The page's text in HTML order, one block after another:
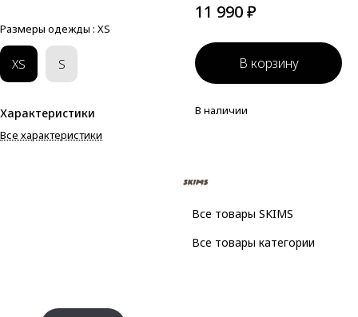
Размеры одежды : XS
XS S
Характеристики
Все характеристики
11 990 ₽
В корзину
В наличии
Все товары SKIMS
Все товары категории